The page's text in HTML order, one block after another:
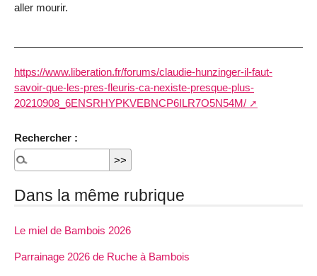
aller mourir.
https://www.liberation.fr/forums/claudie-hunzinger-il-faut-
savoir-que-les-pres-fleuris-ca-nexiste-presque-plus-
20210908_6ENSRHYPKVEBNCP6ILR7O5N54M/
Rechercher :
Dans la même rubrique
Le miel de Bambois 2026
Parrainage 2026 de Ruche à Bambois